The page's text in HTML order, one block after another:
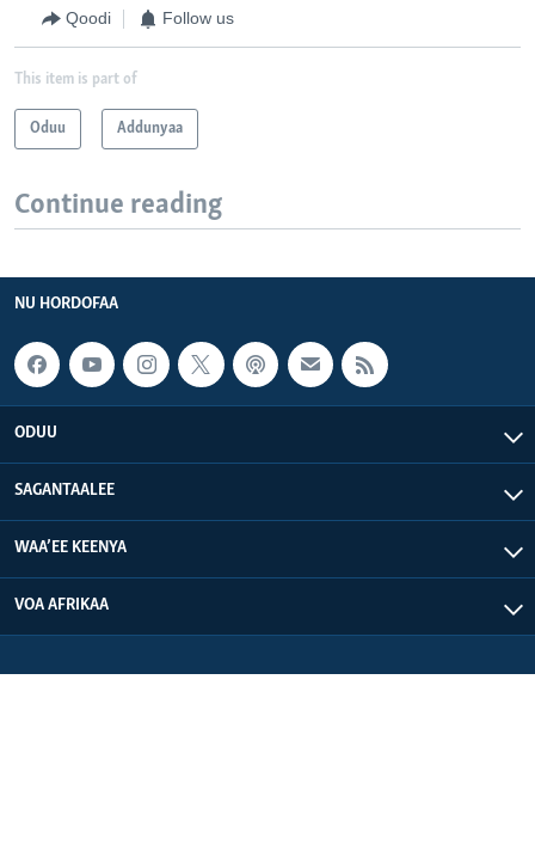
Qoodi Follow us
This item is part of
Oduu Addunyaa
Continue reading
NU HORDOFAA
ODUU
SAGANTAALEE
WAA’EE KEENYA
VOA AFRIKAA